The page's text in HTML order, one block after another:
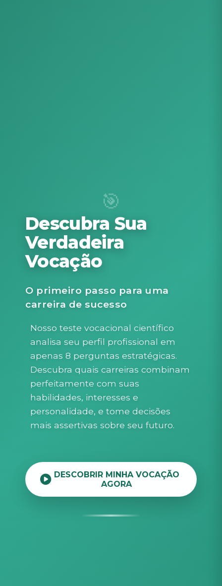
Descubra Sua
Verdadeira
Vocação
O primeiro passo para uma
carreira de sucesso
Nosso teste vocacional científico
analisa seu perfil profissional em
apenas 8 perguntas estratégicas.
Descubra quais carreiras combinam
perfeitamente com suas
habilidades, interesses e
personalidade, e tome decisões
mais assertivas sobre seu futuro.
DESCOBRIR MINHA VOCAÇÃO
AGORA